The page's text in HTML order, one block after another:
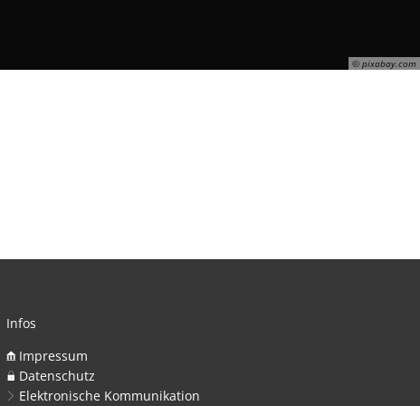
© pixabay.com
Infos
Impressum
Datenschutz
Elektronische Kommunikation